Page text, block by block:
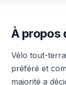
À propos
Vélo tout-
préféré et
majorité a